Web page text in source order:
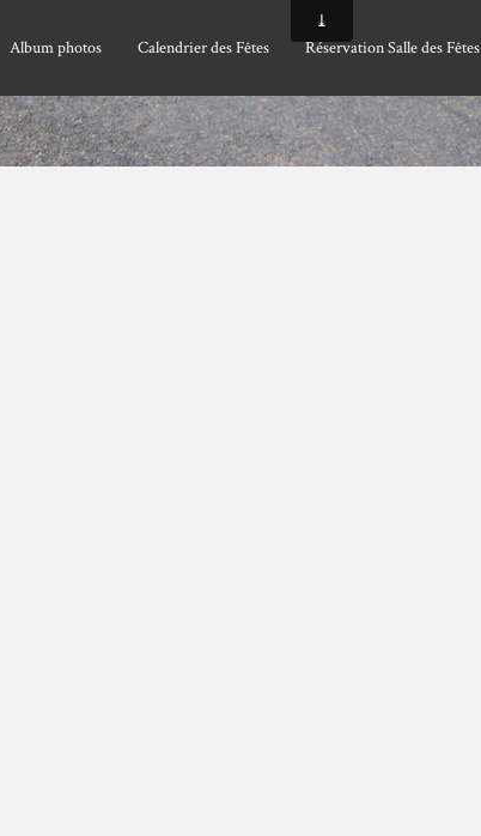
Album photos Calendrier des Fêtes Réservation Salle des Fêtes